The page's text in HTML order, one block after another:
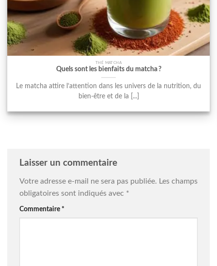
THÉ MATCHA
Quels sont les bienfaits du matcha ?
Le matcha attire l’attention dans les univers de la nutrition, du
bien-être et de la [...]
Laisser un commentaire
Votre adresse e-mail ne sera pas publiée. Les champs
obligatoires sont indiqués avec *
Commentaire *